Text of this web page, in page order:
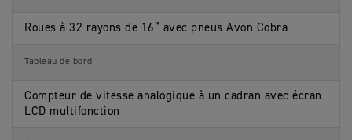
Roues à 32 rayons de 16” avec pneus Avon Cobra
Tableau de bord
Compteur de vitesse analogique à un cadran avec écran
LCD multifonction